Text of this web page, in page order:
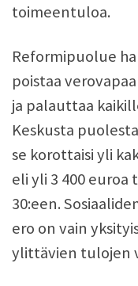
toimeentuloa.
Reformipuolue
poistaa
ja palauttaa
Keskusta
se korottaisi yli
eli yli 3 400
30:een.
ero on vain
ylittävien tulojen